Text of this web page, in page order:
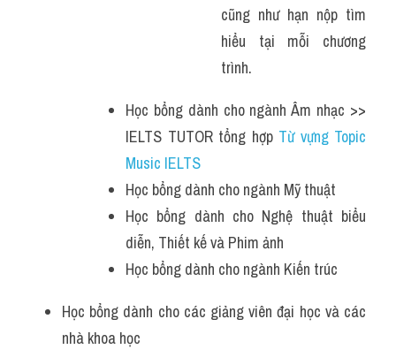
cũng như hạn nộp tìm
hiểu tại mỗi chương
trình.
Học bổng dành cho ngành Âm nhạc >>
IELTS TUTOR tổng hợp Từ vựng Topic
Music IELTS
Học bổng dành cho ngành Mỹ thuật
Học bổng dành cho Nghệ thuật biểu
diễn, Thiết kế và Phim ảnh
Học bổng dành cho ngành Kiến trúc
Học bổng dành cho các giảng viên đại học và các
nhà khoa học